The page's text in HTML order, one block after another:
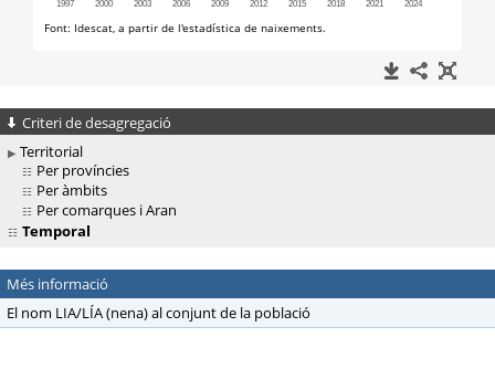
Criteri de desagregació
Territorial
Per províncies
Per àmbits
Per comarques i Aran
Temporal
Més informació
El nom LIA/LÍA (nena) al conjunt de la població